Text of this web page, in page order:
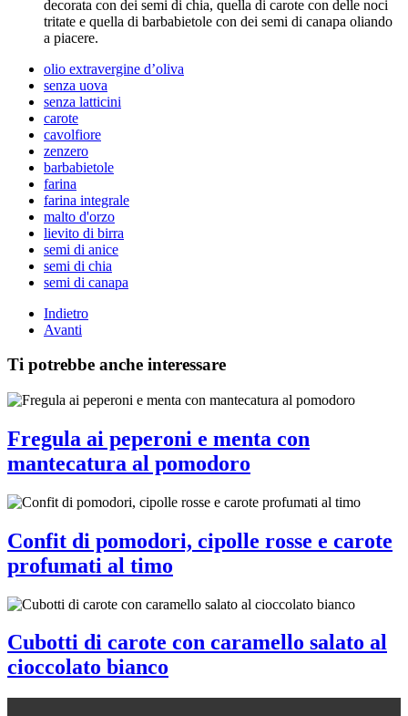
decorata con dei semi di chia, quella di carote con delle noci
tritate e quella di barbabietole con dei semi di canapa oliando
a piacere.
olio extravergine d’oliva
senza uova
senza latticini
carote
cavolfiore
zenzero
barbabietole
farina
farina integrale
malto d'orzo
lievito di birra
semi di anice
semi di chia
semi di canapa
Indietro
Avanti
Ti potrebbe anche interessare
Fregula ai peperoni e menta con
mantecatura al pomodoro
Confit di pomodori, cipolle rosse e carote
profumati al timo
Cubotti di carote con caramello salato al
cioccolato bianco